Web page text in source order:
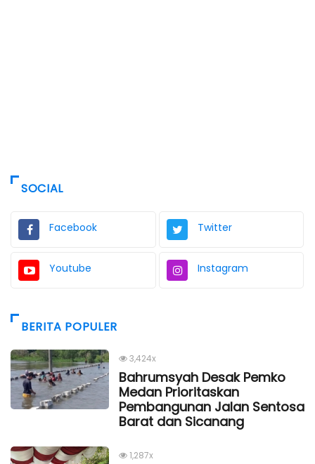
SOCIAL
Facebook Twitter
Youtube Instagram
BERITA POPULER
3,424x
Bahrumsyah Desak Pemko
Medan Prioritaskan
Pembangunan Jalan Sentosa
Barat dan Sicanang
1,287x